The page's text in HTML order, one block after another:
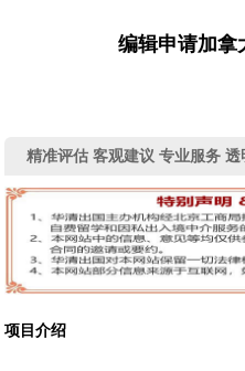
编辑申请加拿
精准评估 客观建议 专业服务 透
项目介绍